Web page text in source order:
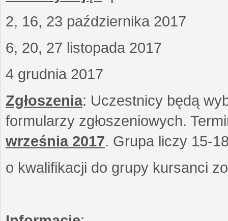
2, 16, 23 października 2017
6, 20, 27 listopada 2017
4 grudnia 2017
Zgłoszenia: Uczestnicy będą
formularzy zgłoszeniowych.
września 2017. Grupa liczy 15-
o kwalifikacji do grupy kursanci